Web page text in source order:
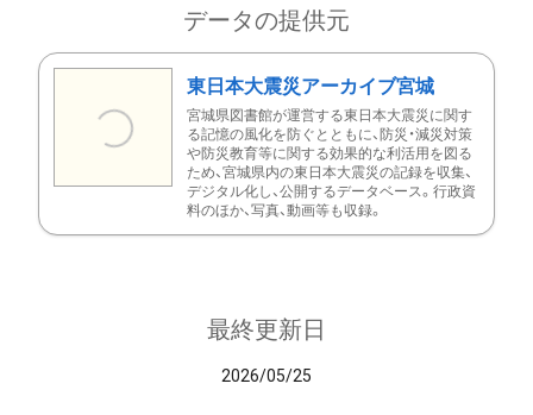
データの提供元
東日本大震災アーカイブ宮城
宮城県図書館が運営する東日本大震災に関す
る記憶の風化を防ぐとともに、防災・減災対策
や防災教育等に関する効果的な利活用を図る
ため、宮城県内の東日本大震災の記録を収集、
デジタル化し、公開するデータベース。行政資
料のほか、写真、動画等も収録。
最終更新日
2026/05/25